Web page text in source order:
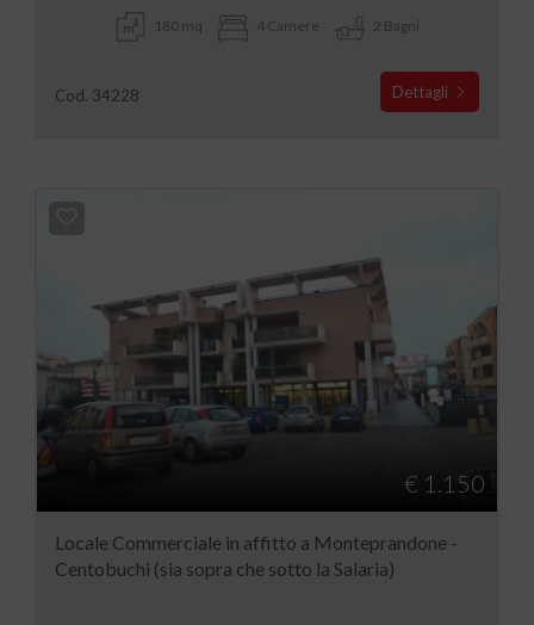
180 mq 4 Camere 2 Bagni
Cod. 34228 Dettagli
€ 1.150
Locale Commerciale in affitto a Monteprandone -
Centobuchi (sia sopra che sotto la Salaria)